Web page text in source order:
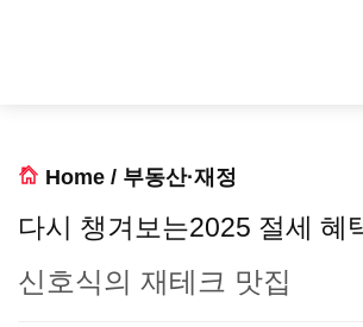
Home / 부동산·재정
다시 챙겨보는2025 절세 혜
신호식의 재테크 맛집